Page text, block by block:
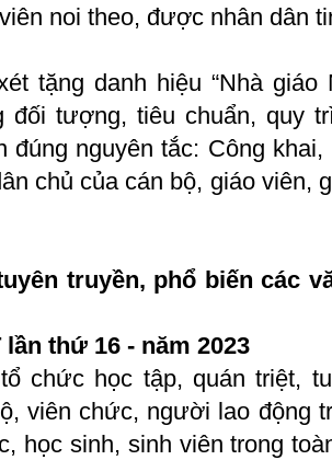
noi theo, được nhân dân
tặng danh hiệu “Nhà giáo
đối tượng, tiêu chuẩn, quy
đúng nguyên tắc: Công
chủ của cán bộ, giáo viên,
truyền, phổ biến các
lần thứ 16 - năm 2023
chức học tập, quán triệt,
viên chức, người lao động
học sinh, sinh viên trong